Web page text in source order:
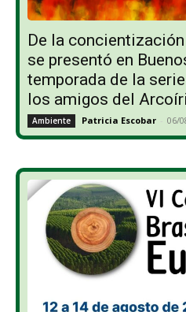
De la
se presentó en
temporada de la
los amigos del
Ambiente Patricia Escobar - 06/